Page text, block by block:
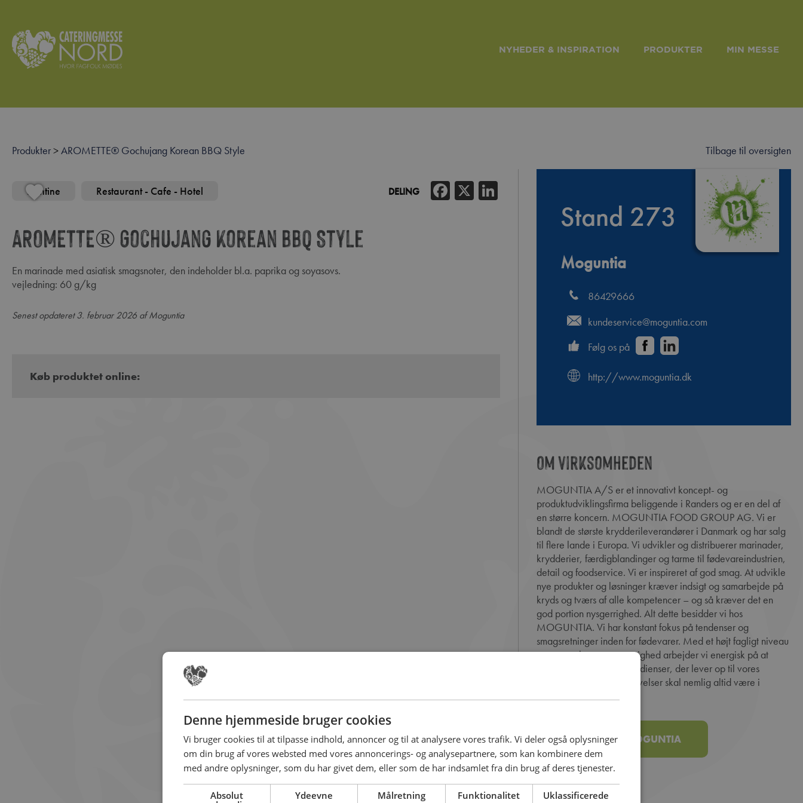
NYHEDER & INSPIRATION PRODUKTER MIN MESSE
Produkter>AROMETTE® Gochujang Korean BBQ Style Tilbage til oversigten
Kantine Restaurant - Cafe - Hotel DELING Facebook
X LinkedIn
AROMETTE® Gochujang Korean BBQ Style
En marinade med asiatisk smagsnoter, den indeholder bl.a. paprika og soyasovs.
vejledning: 60 g/kg
Senest opdateret 3. februar 2026 af Moguntia
Køb produktet online:
Stand 273
Moguntia
86429666
kundeservice@moguntia.com
Følg os på
http://www.moguntia.dk
Om virksomheden
MOGUNTIA A/S er et innovativt koncept- og
produktudviklingsfirma beliggende i Randers og er en del af
en større koncern. MOGUNTIA FOOD GROUP AG. Vi er
blandt de største krydderileverandører i Danmark og har salg
til flere lande i Europa. Vi udvikler og distribuerer marinader,
krydderier, færdigblandinger og tarme til fødevareindustrien,
detail og foodservice. Vi er inspireret af god smag. At udvikle
nye produkter og løsninger kræver indsigt og samarbejde på
kryds og tværs af alle kompetencer – og så kræver det en
god portion nysgerrighed. Alt dette besidder vi hos
MOGUNTIA. Vi har konstant fokus på tendenser og
smagsretninger inden for fødevarer. Med et højt fagligt niveau
og en stor lyst og nysgerrighed arbejder vi energisk på at
mikse lige netop de ingredienser, der lever op til vores
kunders krav. Smagsoplevelser skal nemlig altid være i
SE MERE OM MOGUNTIA
Denne hjemmeside bruger cookies
Vi bruger cookies til at tilpasse indhold, annoncer og til at analysere vores trafik. Vi deler også oplysninger
om din brug af vores websted med vores annoncerings- og analysepartnere, som kan kombinere dem
med andre oplysninger, som du har givet dem, eller som de har indsamlet fra din brug af deres tjenester.
Absolut
Ydeevne Målretning Funktionalitet Uklassificerede